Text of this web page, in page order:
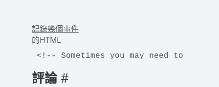
記錄幾個事件
的HTML
<!-- Sometimes you may need to log
評論#